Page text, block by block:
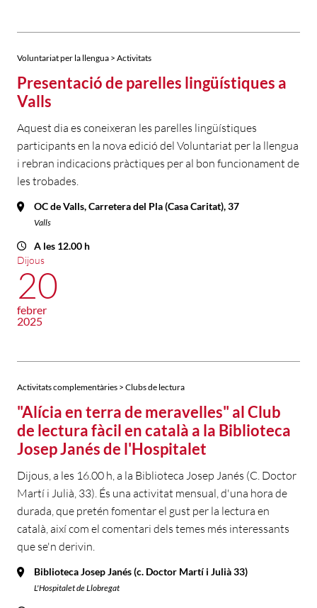
Voluntariat per la llengua > Activitats
Presentació de parelles lingüístiques a
Valls
Aquest dia es coneixeran les parelles lingüístiques
participants en la nova edició del Voluntariat per la llengua
i rebran indicacions pràctiques per al bon funcionament de
les trobades.
OC de Valls, Carretera del Pla (Casa Caritat), 37
Valls
A les 12.00 h
Dijous
20
febrer
2025
Activitats complementàries > Clubs de lectura
"Alícia en terra de meravelles" al Club
de lectura fàcil en català a la Biblioteca
Josep Janés de l'Hospitalet
Dijous, a les 16.00 h, a la Biblioteca Josep Janés (C. Doctor
Martí i Julià, 33). És una activitat mensual, d'una hora de
durada, que pretén fomentar el gust per la lectura en
català, així com el comentari dels temes més interessants
que se'n derivin.
Biblioteca Josep Janés (c. Doctor Martí i Julià 33)
L'Hospitalet de Llobregat